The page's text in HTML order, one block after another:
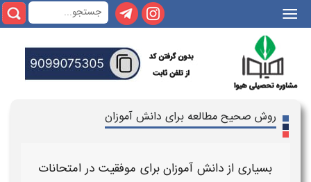
|||
روش صحیح مطالعه برای دانش آموزان
بسیاری از دانش آموزان برای موفقیت درامتحانات